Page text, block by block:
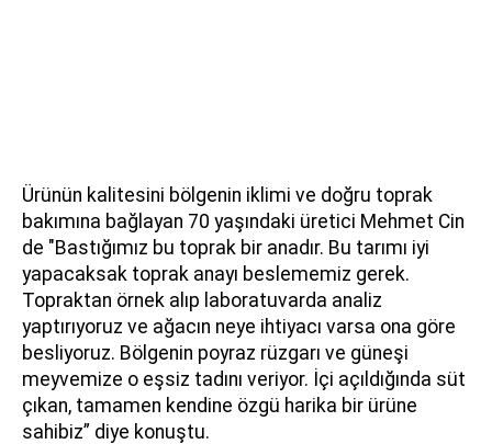
Ürünün kalitesini bölgenin iklimi ve doğru toprak
bakımına bağlayan 70 yaşındaki üretici Mehmet Cin
de "Bastığımız bu toprak bir anadır. Bu tarımı iyi
yapacaksak toprak anayı beslememiz gerek.
Topraktan örnek alıp laboratuvarda analiz
yaptırıyoruz ve ağacın neye ihtiyacı varsa ona göre
besliyoruz. Bölgenin poyraz rüzgarı ve güneşi
meyvemize o eşsiz tadını veriyor. İçi açıldığında süt
çıkan, tamamen kendine özgü harika bir ürüne
sahibiz” diye konuştu.